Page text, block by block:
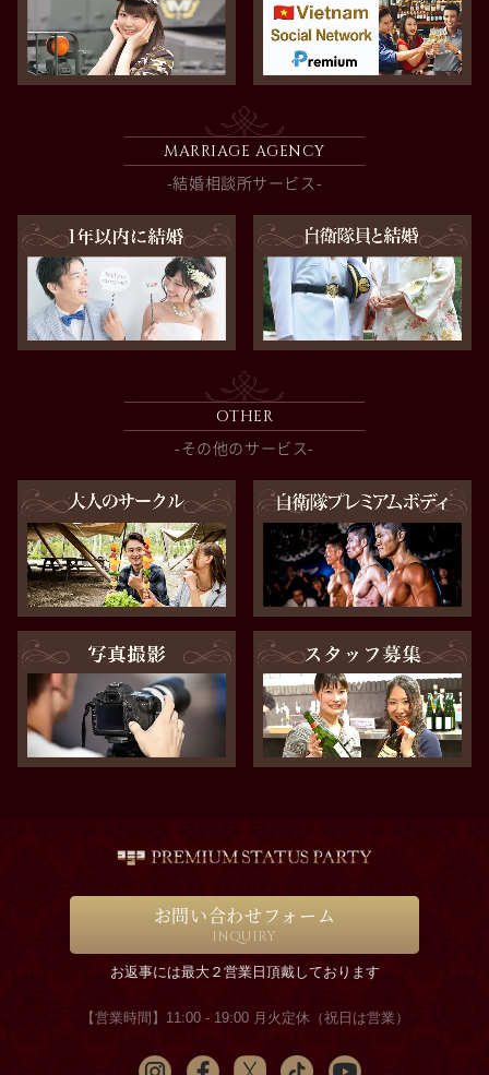
MARRIAGE AGENCY
-結婚相談所サービス-
OTHER
-その他のサービス-
お問い合わせフォーム
INQUIRY
お返事には最大２営業日頂戴しております
【営業時間】11:00 - 19:00 月火定休（祝日は営業）